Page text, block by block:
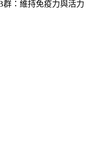
群：維持免疫力與活力